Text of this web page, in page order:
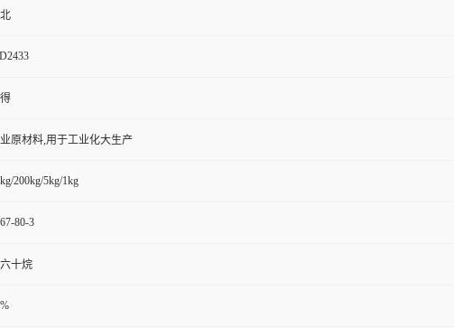
原材料,用于工业化大生产
200kg/5kg/1kg
80-3
十烷